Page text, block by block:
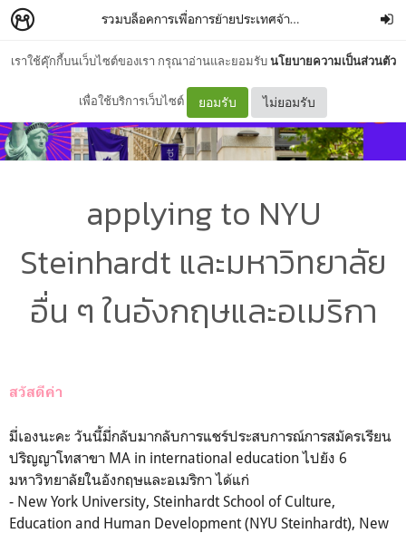
เราใช้คุ๊กกี้บนเว็บไซต์ของเรา กรุณาอ่านและยอมรับนโยบายความเป็นส่วนตัว
เพื่อใช้บริการเว็บไซต์ ยอมรับ ไม่ยอมรับ
รวมบล็อคการเพื่อการย้ายประเทศจ้า~–
applying to NYU
Steinhardt และมหาวิทยาลัย
อื่น ๆ ในอังกฤษและอเมริกา
สวัสดีค่า
มี่เองนะคะ วันนี้มี่กลับมากลับการแชร์ประสบการณ์การสมัครเรียน
ปริญญาโทสาขา MA in international education ไปยัง 6
มหาวิทยาลัยในอังกฤษและอเมริกา ได้แก่
- New York University, Steinhardt School of Culture,
Education and Human Development (NYU Steinhardt), New